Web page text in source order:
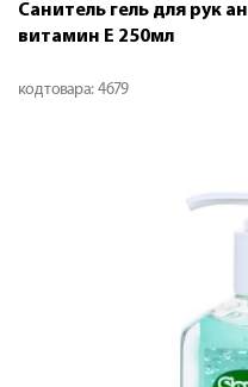
Санитель гель для рук
витамин Е 250мл
код товара: 4679